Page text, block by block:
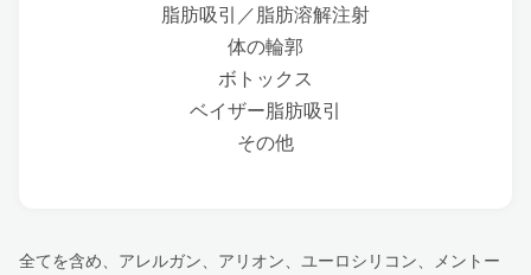
脂肪吸引／脂肪溶解注射
体の輪郭
ボトックス
ベイザー脂肪吸引
その他
全てを含め、アレルガン、アリオン、ユーロシリコン、メントー